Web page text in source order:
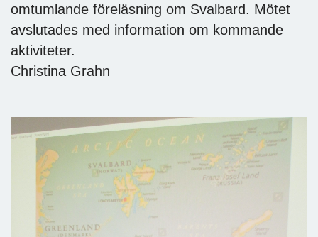
omtumlande föreläsning om Svalbard. Mötet
avslutades med information om kommande
aktiviteter.
Christina Grahn